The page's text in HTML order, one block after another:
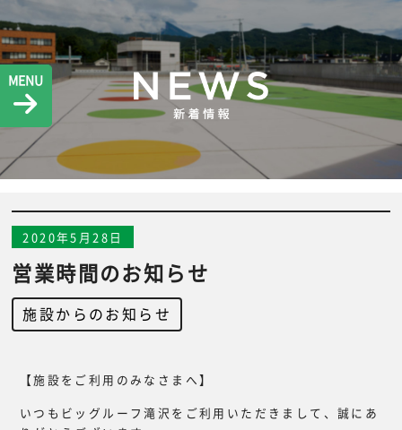
MENU
2020年5月28日
営業時間のお知らせ
施設からのお知らせ
【施設をご利用のみなさまへ】
いつもビッグルーフ滝沢をご利用いただきまして、誠にあ